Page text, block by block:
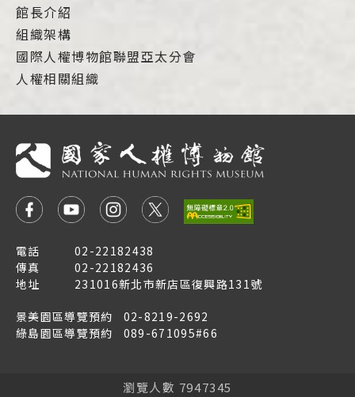
館長介紹
組織架構
國際人權博物館聯盟亞太分會
人權相關組織
電話
02-22182438
傳真
02-22182436
地址
231016新北市新店區復興路131號
景美園區導覽預約
02-8219-2692
綠島園區導覽預約
089-671095#66
瀏覽人數 7947345